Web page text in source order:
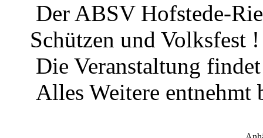
Der ABSV Hofstede-
Schützen und Volksfest !
Die Veranstaltung
Alles Weitere entnehmt